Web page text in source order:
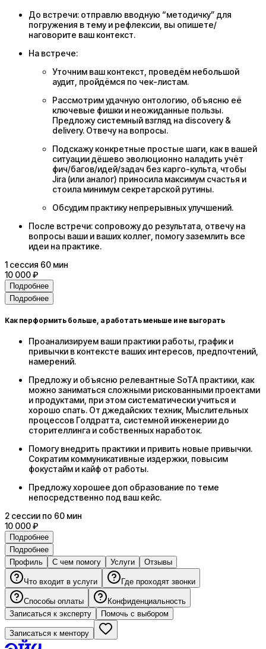
До встречи: отправлю вводную “методичку” для
погружения в тему и рефлексии, вы опишете/
наговорите ваш контекст.
На встрече:
Уточним ваш контекст, проведём небольшой
аудит, пройдёмся по чек-листам.
Рассмотрим удачную онтологию, объясню её
ключевые фишки и неожиданные пользы.
Предложу системный взгляд на discovery &
delivery. Отвечу на вопросы.
Подскажу конкретные простые шаги, как в вашей
ситуации дёшево эволюционно наладить учёт
фич/багов/идей/задач без карго-культа, чтобы
Jira (или аналог) приносила максимум счастья и
стоила минимум секретарской рутины.
Обсудим практику непрерывных улучшений.
После встречи: сопровожу до результата, отвечу на
вопросы ваши и ваших коллег, помогу заземлить все
идеи на практике.
1 сессия 60 мин
10 000 ₽
Подробнее
Подробнее
Как перформить больше, а работать меньше и не выгорать
Проанализируем ваши практики работы, график и
привычки в контексте ваших интересов, предпочтений,
намерений.
Предложу и объясню релевантные SoTA практики, как
можно заниматься сложными рискованными проектами
и продуктами, при этом систематически учиться и
хорошо спать. От джедайских техник, Мыслительных
процессов Голдратта, системной инженерии до
сторителлинга и собственных наработок.
Помогу внедрить практики и привить новые привычки.
Сократим коммуникативные издержки, повысим
фокустайм и кайф от работы.
Предложу хорошее доп образование по теме
непосредственно под ваш кейс.
2 сессии по 60 мин
10 000 ₽
Подробнее
Подробнее
Профиль
С чем помогу Услуги Отзывы
Что входит в услуги Где проходят звонки
Способы оплаты
Конфиденциальность
Записаться к эксперту
Помочь с выбором
Записаться к ментору